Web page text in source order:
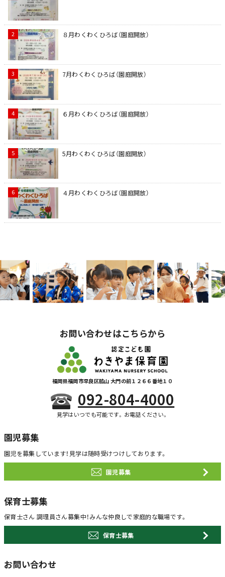
８月わくわくひろば（園庭開放）
7月わくわくひろば（園庭開放）
６月わくわくひろば（園庭開放）
5月わくわくひろば（園庭開放）
４月わくわくひろば（園庭開放）
お問い合わせはこちらから
福岡県福岡市早良区脇山 大門の前１２６６番地１０
092-804-4000
見学はいつでも可能です。お電話ください。
園児募集
園児を募集しています！ 見学は随時受けつけしております。
園児募集
保育士募集
保育士さん 調理員さん募集中！みんな仲良しで家庭的な職場です。
保育士募集
お問い合わせ